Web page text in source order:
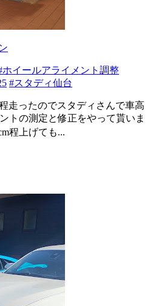
ホイールアライメント調整
#スタディ仙台
走ったのでスタディさんで車高
トの測定と修正をやって貰いま
程上げても...